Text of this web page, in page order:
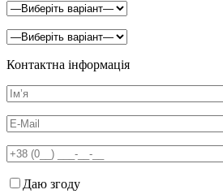
Контактна інформація
Даю згоду